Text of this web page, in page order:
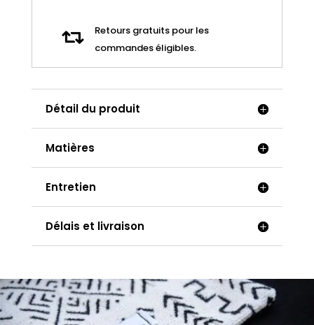
d’ébène

Retours gratuits pour les
commandes éligibles.
Détail du produit
Matières
Entretien
Délais et livraison